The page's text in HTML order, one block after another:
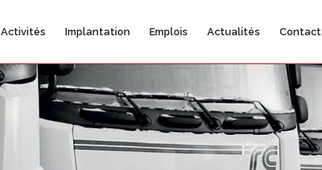
Activités Implantation Emplois Actualités Contact